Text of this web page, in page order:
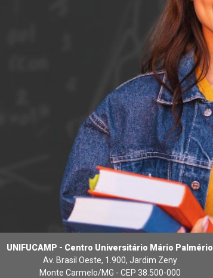
UNIFUCAMP - Centro Universitário Mário Palmério
Av. Brasil Oeste, 1.900, Jardim Zeny
Monte Carmelo/MG - CEP 38.500-000